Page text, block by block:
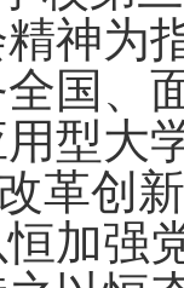
神为
国、
型大
革创
加强